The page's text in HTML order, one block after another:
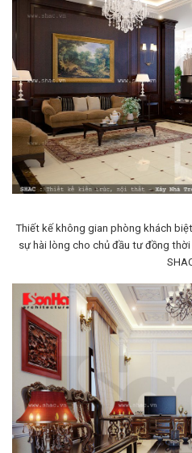
Thiết kế không gian phòng khách
sự hài lòng cho chủ đầu tư đồng